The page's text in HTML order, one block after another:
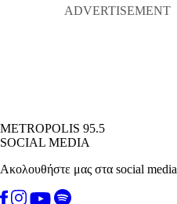
METROPOLIS 95.5
SOCIAL MEDIA
Ακολουθήστε μας στα social media